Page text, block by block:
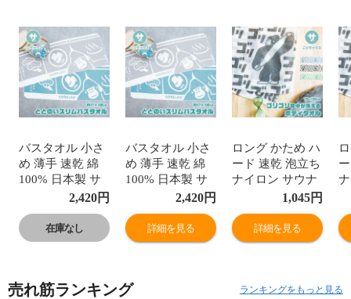
バスタオル 小さ
め 薄手 速乾 綿
100% 日本製 サ
ウナ 銭湯 温泉
スパ ジム グレー
ブルー 水色 青
ごリラックス と
2,420円
在庫なし
バスタオル 小さ
め 薄手 速乾 綿
100% 日本製 サ
ウナ 銭湯 温泉
スパ ジム グレー
ブルー 水色 青
ごリラックス と
2,420円
詳細を見る
ロング かため ハ
ード 速乾 泡立ち
ナイロン サウナ
銭湯 温泉 お風呂
バスグッズ 日本
製 ごリラックス
ゴリゴリ背中が
1,045円
詳細を見る
売れ筋ランキング ランキングをもっと見る